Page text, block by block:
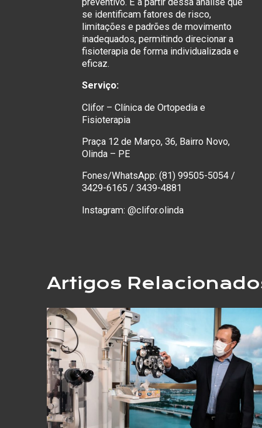
se identificam fatores de risco,
limitações e padrões de movimento
inadequados, permitindo direcionar a
fisioterapia de forma individualizada e
eficaz.
Serviço:
Clifor – Clínica de Ortopedia e
Fisioterapia
Praça 12 de Março, 36, Bairro Novo,
Olinda – PE
Fones/WhatsApp: (81) 99505-5054 /
3429-6165 / 3439-4881
Instagram: @clifor.olinda
Artigos